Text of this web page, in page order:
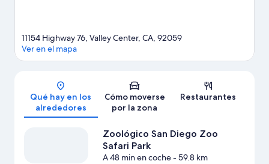
Mapa
11154 Highway 76, Valley Center, CA, 92059
Ver en el mapa
Qué hay en los
alrededores
Cómo moverse
por la zona
Restaurantes
Zoológico San Diego Zoo
Safari Park
A 48 min en coche- 59.8 km